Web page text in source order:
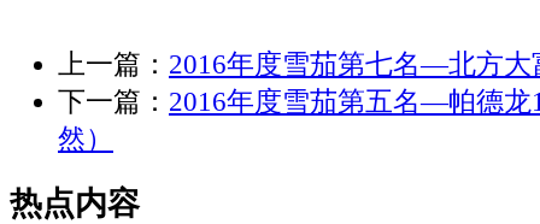
上一篇： 2016年度雪茄第七名—北方大
下一篇： 2016年度雪茄第五名—帕德龙
然）
热点内容